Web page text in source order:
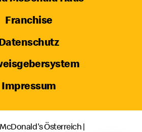
Franchise
Impressum
Österreich |